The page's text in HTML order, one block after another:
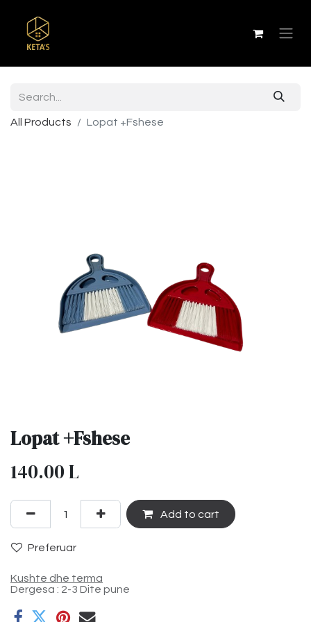
All Products Lopat +Fshese
Lopat +Fshese
140.00L
Add to cart
Preferuar
Kushte dhe terma
Dergesa : 2-3 Dite pune